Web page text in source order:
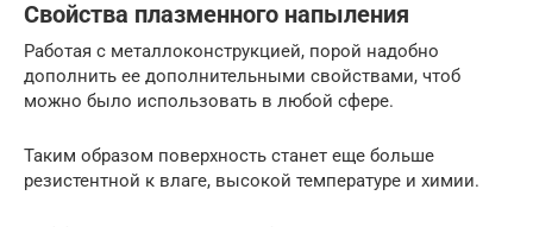
Свойства плазменного напыления
Работая с металлоконструкцией, порой надобно
дополнить ее дополнительными свойствами, чтоб
можно было использовать в любой сфере.
Таким образом поверхность станет еще больше
резистентной к влаге, высокой температуре и химии.